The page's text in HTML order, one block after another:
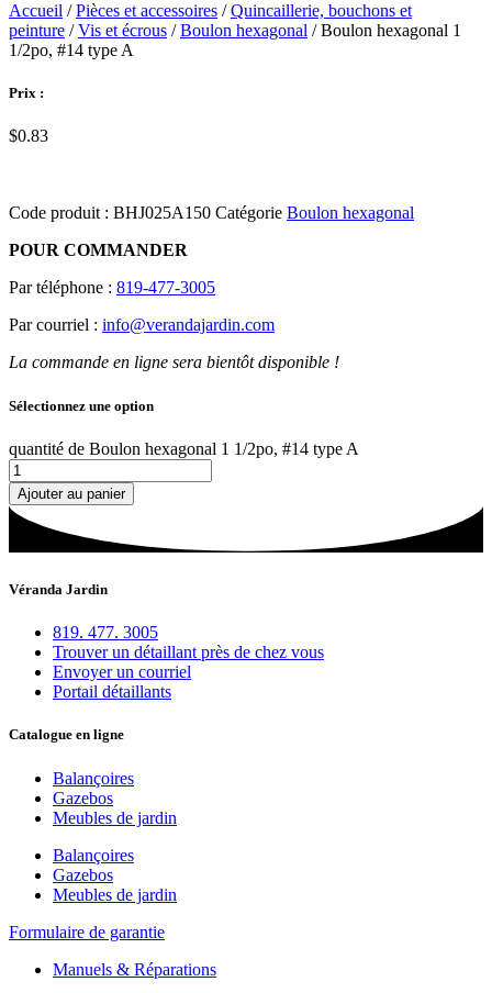
Accueil /Pièces et accessoires /Quincaillerie, bouchons et
peinture /Vis et écrous /Boulon hexagonal / Boulon hexagonal 1
1/2po, #14 type A
Prix :
$0.83
Code produit : BHJ025A150 Catégorie Boulon hexagonal
POUR COMMANDER
Par téléphone : 819-477-3005
Par courriel : info@verandajardin.com
La commande en ligne sera bientôt disponible !
Sélectionnez une option
quantité de Boulon hexagonal 1 1/2po, #14 type A
Ajouter au panier
Véranda Jardin
819. 477. 3005
Trouver un détaillant près de chez vous
Envoyer un courriel
Portail détaillants
Catalogue en ligne
Balançoires
Gazebos
Meubles de jardin
Balançoires
Gazebos
Meubles de jardin
Formulaire de garantie
Manuels & Réparations